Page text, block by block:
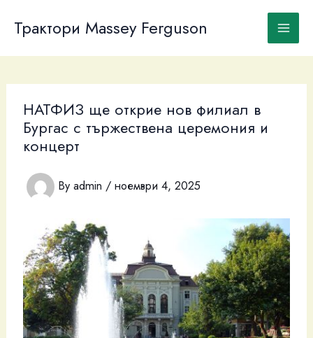
content
Трактори Massey Ferguson
НАТФИЗ ще открие нов филиал в
Бургас с тържествена церемония и
концерт
By admin / ноември 4, 2025